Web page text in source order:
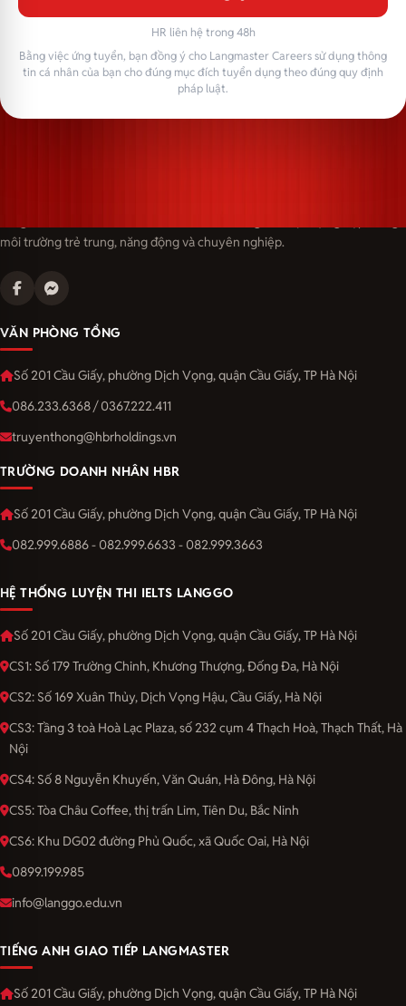
HR liên hệ trong 48h
Bằng việc ứng tuyển, bạn đồng ý cho Langmaster Careers sử dụng thông
tin cá nhân của bạn cho đúng mục đích tuyển dụng theo đúng quy định
pháp luật.
môi trường trẻ trung, năng động và chuyên nghiệp.
VĂN PHÒNG TỔNG
Số 201 Cầu Giấy, phường Dịch Vọng, quận Cầu Giấy, TP Hà Nội
086.233.6368 / 0367.222.411
truyenthong@hbrholdings.vn
TRƯỜNG DOANH NHÂN HBR
Số 201 Cầu Giấy, phường Dịch Vọng, quận Cầu Giấy, TP Hà Nội
082.999.6886 - 082.999.6633 - 082.999.3663
HỆ THỐNG LUYỆN THI IELTS LANGGO
Số 201 Cầu Giấy, phường Dịch Vọng, quận Cầu Giấy, TP Hà Nội
CS1: Số 179 Trường Chinh, Khương Thượng, Đống Đa, Hà Nội
CS2: Số 169 Xuân Thủy, Dịch Vọng Hậu, Cầu Giấy, Hà Nội
CS3: Tầng 3 toà Hoà Lạc Plaza, số 232 cụm 4 Thạch Hoà, Thạch Thất, Hà
Nội
CS4: Số 8 Nguyễn Khuyến, Văn Quán, Hà Đông, Hà Nội
CS5: Tòa Châu Coffee, thị trấn Lim, Tiên Du, Bắc Ninh
CS6: Khu DG02 đường Phủ Quốc, xã Quốc Oai, Hà Nội
0899.199.985
info@langgo.edu.vn
TIẾNG ANH GIAO TIẾP LANGMASTER
Số 201 Cầu Giấy, phường Dịch Vọng, quận Cầu Giấy, TP Hà Nội